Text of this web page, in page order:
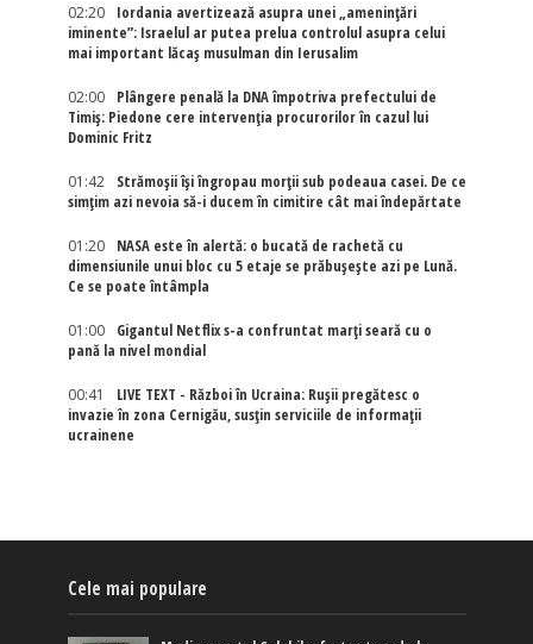
02:20
Iordania avertizează asupra unei „amenințări
iminente”: Israelul ar putea prelua controlul asupra celui
mai important lăcaș musulman din Ierusalim
02:00
Plângere penală la DNA împotriva prefectului de
Timiș: Piedone cere intervenția procurorilor în cazul lui
Dominic Fritz
01:42
Strămoșii își îngropau morții sub podeaua casei. De ce
simțim azi nevoia să-i ducem în cimitire cât mai îndepărtate
01:20
NASA este în alertă: o bucată de rachetă cu
dimensiunile unui bloc cu 5 etaje se prăbușește azi pe Lună.
Ce se poate întâmpla
01:00
Gigantul Netflix s-a confruntat marţi seară cu o
pană la nivel mondial
00:41
LIVE TEXT - Război în Ucraina: Rușii pregătesc o
invazie în zona Cernigău, susțin serviciile de informații
ucrainene
Cele mai populare